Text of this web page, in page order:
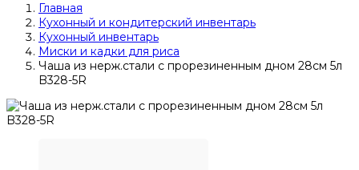
Главная
Кухонный и кондитерский инвентарь
Кухонный инвентарь
Миски и кадки для риса
Чаша из нерж.стали с прорезиненным дном 28см 5л
B328-5R